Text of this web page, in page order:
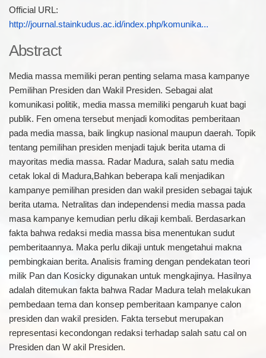
Official URL:
http://journal.stainkudus.ac.id/index.php/komunika...
Abstract
Media massa memiliki peran penting selama masa kampanye
Pemilihan Presiden dan Wakil Presiden. Sebagai alat
komunikasi politik, media massa memiliki pengaruh kuat bagi
publik. Fen omena tersebut menjadi komoditas pemberitaan
pada media massa, baik lingkup nasional maupun daerah. Topik
tentang pemilihan presiden menjadi tajuk berita utama di
mayoritas media massa. Radar Madura, salah satu media
cetak lokal di Madura,Bahkan beberapa kali menjadikan
kampanye pemilihan presiden dan wakil presiden sebagai tajuk
berita utama. Netralitas dan independensi media massa pada
masa kampanye kemudian perlu dikaji kembali. Berdasarkan
fakta bahwa redaksi media massa bisa menentukan sudut
pemberitaannya. Maka perlu dikaji untuk mengetahui makna
pembingkaian berita. Analisis framing dengan pendekatan teori
milik Pan dan Kosicky digunakan untuk mengkajinya. Hasilnya
adalah ditemukan fakta bahwa Radar Madura telah melakukan
pembedaan tema dan konsep pemberitaan kampanye calon
presiden dan wakil presiden. Fakta tersebut merupakan
representasi kecondongan redaksi terhadap salah satu cal on
Presiden dan W akil Presiden.